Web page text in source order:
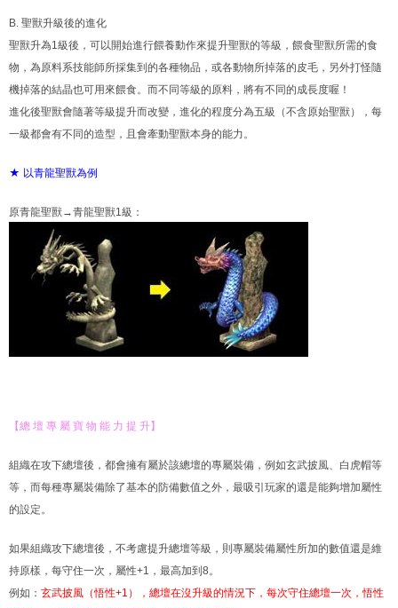
B. 聖獸升級後的進化
聖獸升為1級後，可以開始進行餵養動作來提升聖獸的等級，餵食聖獸所需的食
物，為原料系技能師所採集到的各種物品，或各動物所掉落的皮毛，另外打怪隨
機掉落的結晶也可用來餵食。而不同等級的原料，將有不同的成長度喔！
進化後聖獸會隨著等級提升而改變，進化的程度分為五級（不含原始聖獸），每
一級都會有不同的造型，且會牽動聖獸本身的能力。
★ 以青龍聖獸為例
原青龍聖獸→青龍聖獸1級：
【總 壇 專 屬 寶 物 能 力 提 升】
組織在攻下總壇後，都會擁有屬於該總壇的專屬裝備，例如玄武披風、白虎帽等
等，而每種專屬裝備除了基本的防備數值之外，最吸引玩家的還是能夠增加屬性
的設定。
如果組織攻下總壇後，不考慮提升總壇等級，則專屬裝備屬性所加的數值還是維
持原樣，每守住一次，屬性+1，最高加到8。
例如： 玄武披風（悟性+1），總壇在沒升級的情況下，每次守住總壇一次，悟性